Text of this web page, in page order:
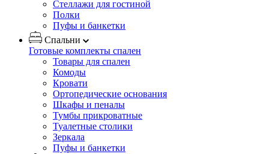
Стеллажи для гостиной
Полки
Пуфы и банкетки
Спальни
Готовые комплекты спален
Товары для спален
Комоды
Кровати
Ортопедические основания
Шкафы и пеналы
Тумбы прикроватные
Туалетные столики
Зеркала
Пуфы и банкетки